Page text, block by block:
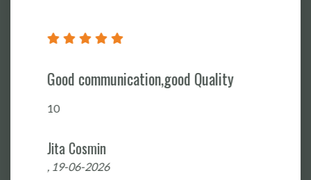
Good communication,good Quality
Jita Cosmin
, 19-06-2026